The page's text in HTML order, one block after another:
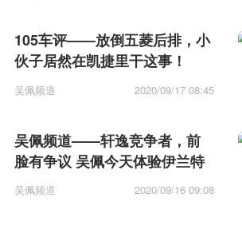
105车评——放倒五菱后排，小
伙子居然在凯捷里干这事！
吴佩频道 2020/09/17 08:45
吴佩频道——轩逸竞争者，前
脸有争议 吴佩今天体验伊兰特
吴佩频道 2020/09/16 09:08